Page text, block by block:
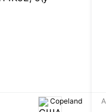
Copeland